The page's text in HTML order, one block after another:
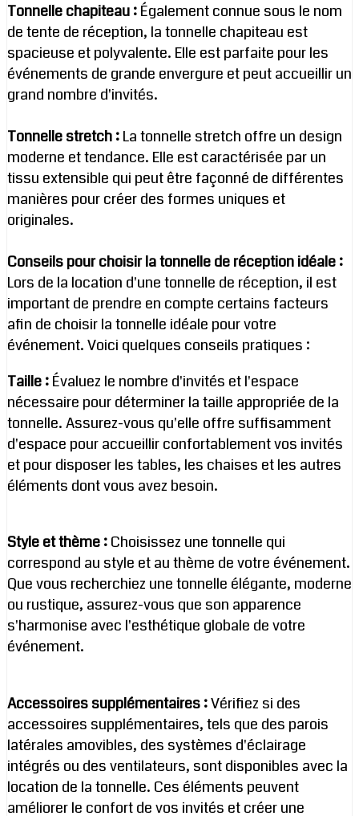
Tonnelle chapiteau :Également connue sous le nom
de tente de réception, la tonnelle chapiteau est
spacieuse et polyvalente. Elle est parfaite pour les
événements de grande envergure et peut accueillir un
grand nombre d'invités.
Tonnelle stretch :La tonnelle stretch offre un design
moderne et tendance. Elle est caractérisée par un
tissu extensible qui peut être façonné de différentes
manières pour créer des formes uniques et
originales.
Conseils pour choisir la tonnelle de réception idéale :
Lors de la location d'une tonnelle de réception, il est
important de prendre en compte certains facteurs
afin de choisir la tonnelle idéale pour votre
événement. Voici quelques conseils pratiques :
Taille :Évaluez le nombre d'invités et l'espace
nécessaire pour déterminer la taille appropriée de la
tonnelle. Assurez-vous qu'elle offre suffisamment
d'espace pour accueillir confortablement vos invités
et pour disposer les tables, les chaises et les autres
éléments dont vous avez besoin.
Style et thème :Choisissez une tonnelle qui
correspond au style et au thème de votre événement.
Que vous recherchiez une tonnelle élégante, moderne
ou rustique, assurez-vous que son apparence
s'harmonise avec l'esthétique globale de votre
événement.
Accessoires supplémentaires :Vérifiez si des
accessoires supplémentaires, tels que des parois
latérales amovibles, des systèmes d'éclairage
intégrés ou des ventilateurs, sont disponibles avec la
location de la tonnelle. Ces éléments peuvent
améliorer le confort de vos invités et créer une